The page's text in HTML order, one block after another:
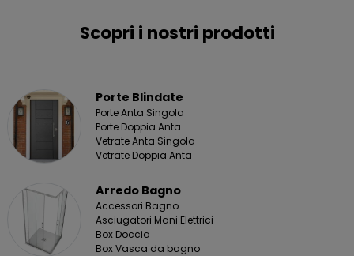
Scopri i nostri prodotti
Porte Blindate
Porte Anta Singola
Porte Doppia Anta
Vetrate Anta Singola
Vetrate Doppia Anta
Arredo Bagno
Accessori Bagno
Asciugatori Mani Elettrici
Box Doccia
Box Vasca da bagno